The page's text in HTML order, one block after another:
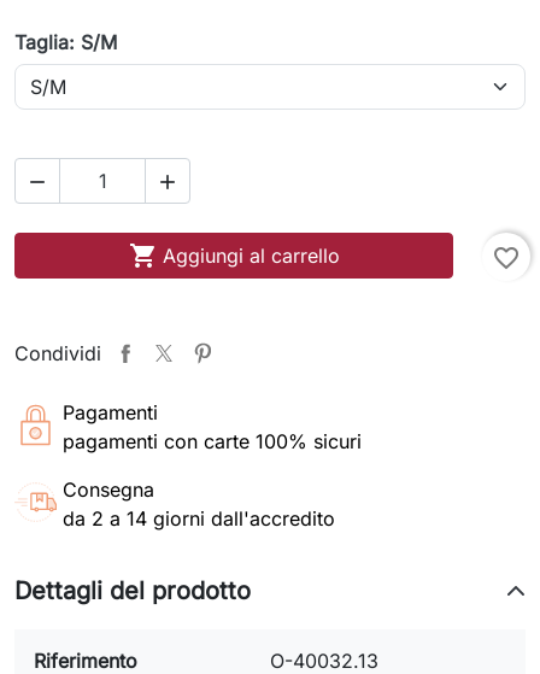
Taglia: S/M
 
 Aggiungi al carrello favorite_border
Condividi
Pagamenti
pagamenti con carte 100% sicuri
Consegna
da 2 a 14 giorni dall'accredito
Dettagli del prodotto
Riferimento O-40032.13